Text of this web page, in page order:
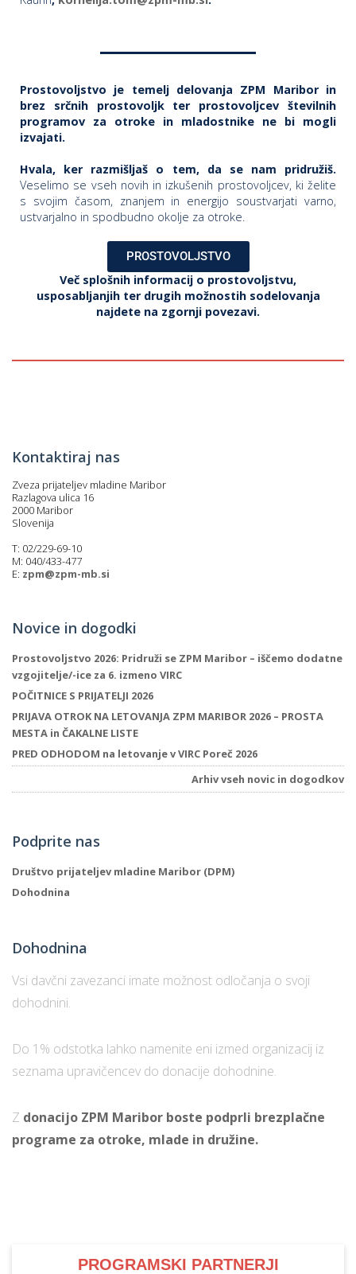
Prostovoljstvo je temelj delovanja ZPM Maribor in
brez srčnih prostovoljk ter prostovoljcev številnih
programov za otroke in mladostnike ne bi mogli
izvajati.
Hvala, ker razmišljaš o tem, da se nam pridružiš.
Veselimo se vseh novih in izkušenih prostovoljcev, ki želite
s svojim časom, znanjem in energijo soustvarjati varno,
ustvarjalno in spodbudno okolje za otroke.
PROSTOVOLJSTVO
Več splošnih informacij o prostovoljstvu,
usposabljanjih ter drugih možnostih sodelovanja
najdete na zgornji povezavi.
Kontaktiraj nas
Zveza prijateljev mladine Maribor
Razlagova ulica 16
2000 Maribor
Slovenija
T: 02/229-69-10
M: 040/433-477
E: zpm@zpm-mb.si
Novice in dogodki
Prostovoljstvo 2026: Pridruži se ZPM Maribor – iščemo dodatne
vzgojitelje/-ice za 6. izmeno VIRC
POČITNICE S PRIJATELJI 2026
PRIJAVA OTROK NA LETOVANJA ZPM MARIBOR 2026 – PROSTA
MESTA in ČAKALNE LISTE
PRED ODHODOM na letovanje v VIRC Poreč 2026
Arhiv vseh novic in dogodkov
Podprite nas
Društvo prijateljev mladine Maribor (DPM)
Dohodnina
Dohodnina
Vsi davčni zavezanci imate možnost odločanja o svoji
dohodnini.
Do 1% odstotka lahko namenite eni izmed organizacij iz
seznama upravičencev do donacije dohodnine.
Z donacijo ZPM Maribor boste podprli brezplačne
programe za otroke, mlade in družine.
PROGRAMSKI PARTNERJI